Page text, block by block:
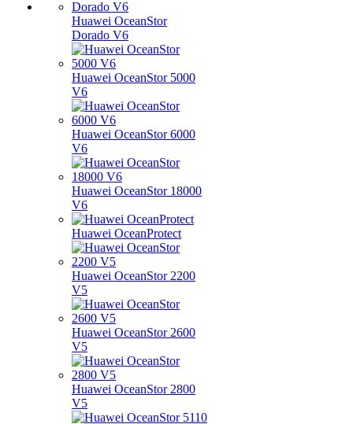
Huawei OceanStor
Dorado V6
Huawei OceanStor 5000
V6
Huawei OceanStor 6000
V6
Huawei OceanStor 18000
V6
Huawei OceanProtect
Huawei OceanStor 2200
V5
Huawei OceanStor 2600
V5
Huawei OceanStor 2800
V5